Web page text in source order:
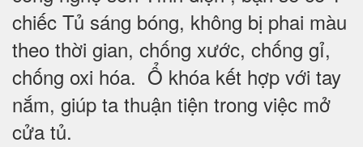
chiếc Tủ sáng bóng, không bị phai màu
theo thời gian, chống xước, chống gỉ,
chống oxi hóa. Ổ khóa kết hợp với tay
nắm, giúp ta thuận tiện trong việc mở
cửa tủ.